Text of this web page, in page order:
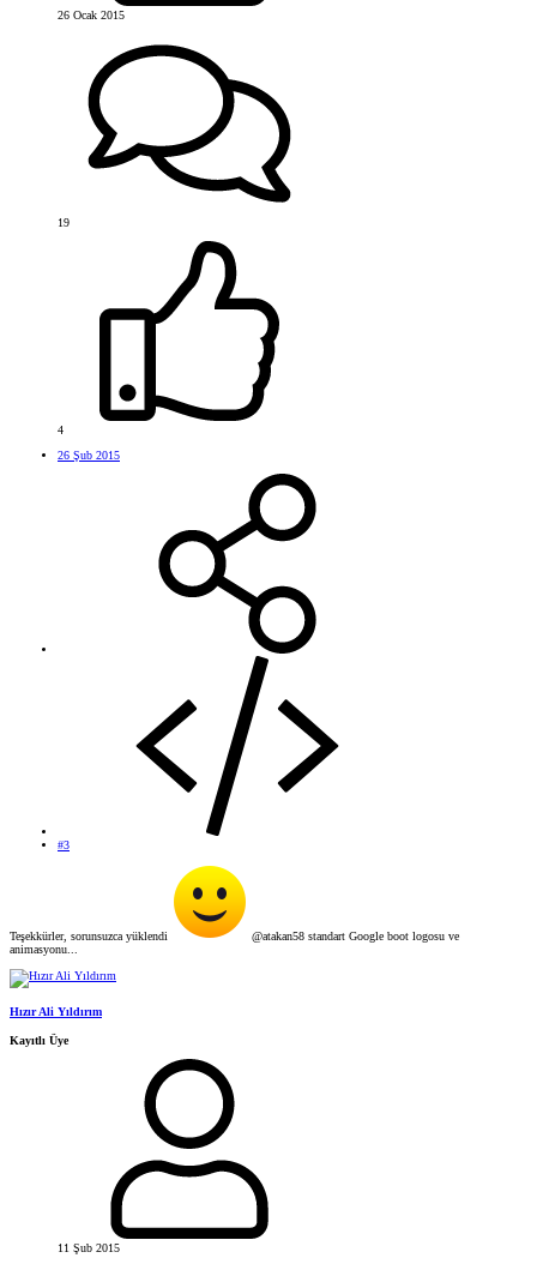
26 Ocak 2015
19
4
26 Şub 2015
#3
Teşekkürler, sorunsuzca yüklendi
@atakan58 standart Google boot logosu ve
animasyonu...
Hızır Ali Yıldırım
Kayıtlı Üye
11 Şub 2015